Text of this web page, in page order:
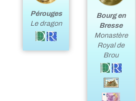
Pérouges
Le dragon
Bourg en
Bresse
Monastère
Royal de
Brou